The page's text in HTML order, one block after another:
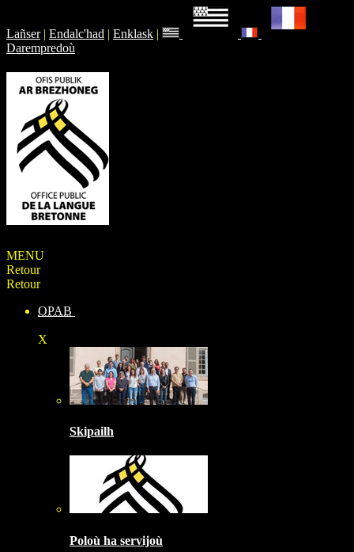
Lañser | Endalc'had | Enklask |
Darempredoù
MENU
Retour
Retour
OPAB
X
Skipailh
Poloù ha servijoù